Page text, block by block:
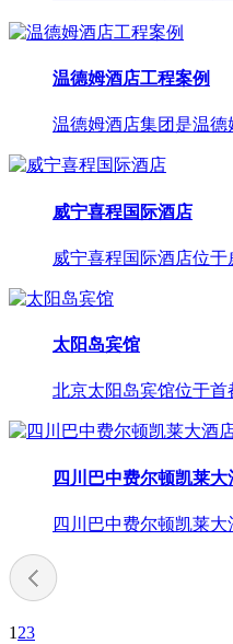
温德姆酒店工程案例
温德姆酒店集团是温
威宁喜程国际酒店
威宁喜程国际酒店位
太阳岛宾馆
北京太阳岛宾馆位于
四川巴中费尔顿凯莱大
四川巴中费尔顿凯莱
1 23